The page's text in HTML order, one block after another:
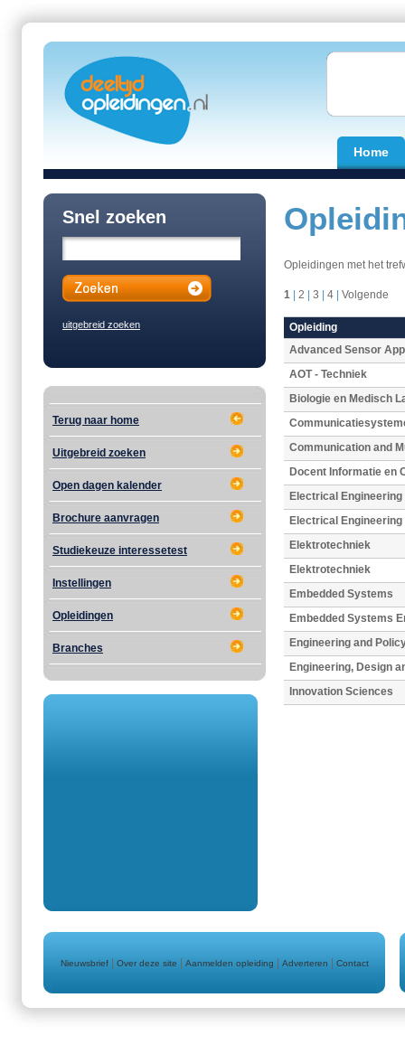
Home
Snel zoeken
uitgebreid zoeken
Terug naar home
Uitgebreid zoeken
Open dagen kalender
Brochure aanvragen
Studiekeuze interessetest
Instellingen
Opleidingen
Branches
Opleidingen met het
1 2 3 4 Volgende
Opleiding
Advanced Sensor
AOT - Techniek
Biologie en Medisch
Communication and
Docent Informatie en
Electrical Engineering
Electrical Engineering
Elektrotechniek
Elektrotechniek
Embedded Systems
Embedded Systems
Engineering and
Engineering, Design
Innovation Sciences
Nieuwsbrief| Over deze site Aanmelden opleiding Adverteren Contact